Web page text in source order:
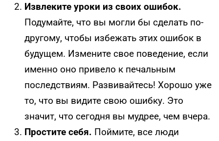
Извлеките уроки из своих ошибок.
Подумайте, что вы могли бы сделать по-
другому, чтобы избежать этих ошибок в
будущем. Измените свое поведение, если
именно оно привело к печальным
последствиям. Развивайтесь! Хорошо уже
то, что вы видите свою ошибку. Это
значит, что сегодня вы мудрее, чем вчера.
Простите себя. Поймите, все люди